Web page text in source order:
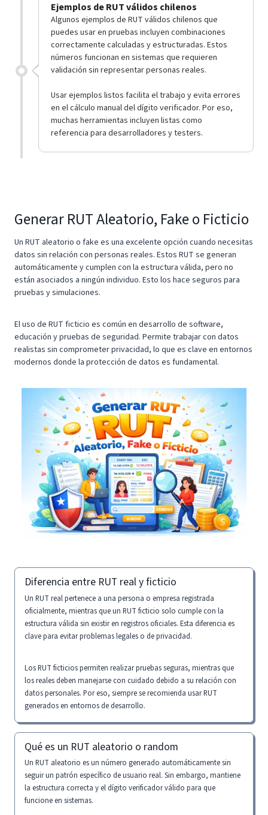
Ejemplos de RUT válidos chilenos
Algunos ejemplos de RUT válidos chilenos que
puedes usar en pruebas incluyen combinaciones
correctamente calculadas y estructuradas. Estos
números funcionan en sistemas que requieren
validación sin representar personas reales.
Usar ejemplos listos facilita el trabajo y evita errores
en el cálculo manual del dígito verificador. Por eso,
muchas herramientas incluyen listas como
referencia para desarrolladores y testers.
Generar RUT Aleatorio, Fake o Ficticio
Un RUT aleatorio o fake es una excelente opción cuando necesitas
datos sin relación con personas reales. Estos RUT se generan
automáticamente y cumplen con la estructura válida, pero no
están asociados a ningún individuo. Esto los hace seguros para
pruebas y simulaciones.
El uso de RUT ficticio es común en desarrollo de software,
educación y pruebas de seguridad. Permite trabajar con datos
realistas sin comprometer privacidad, lo que es clave en entornos
modernos donde la protección de datos es fundamental.
Diferencia entre RUT real y ficticio
Un RUT real pertenece a una persona o empresa registrada
oficialmente, mientras que un RUT ficticio solo cumple con la
estructura válida sin existir en registros oficiales. Esta diferencia es
clave para evitar problemas legales o de privacidad.
Los RUT ficticios permiten realizar pruebas seguras, mientras que
los reales deben manejarse con cuidado debido a su relación con
datos personales. Por eso, siempre se recomienda usar RUT
generados en entornos de desarrollo.
Qué es un RUT aleatorio o random
Un RUT aleatorio es un número generado automáticamente sin
seguir un patrón específico de usuario real. Sin embargo, mantiene
la estructura correcta y el dígito verificador válido para que
funcione en sistemas.